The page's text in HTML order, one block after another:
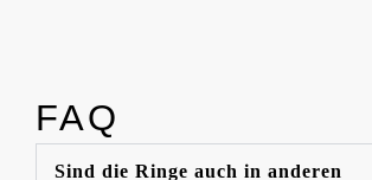
FAQ
Sind die Ringe auch in anderen